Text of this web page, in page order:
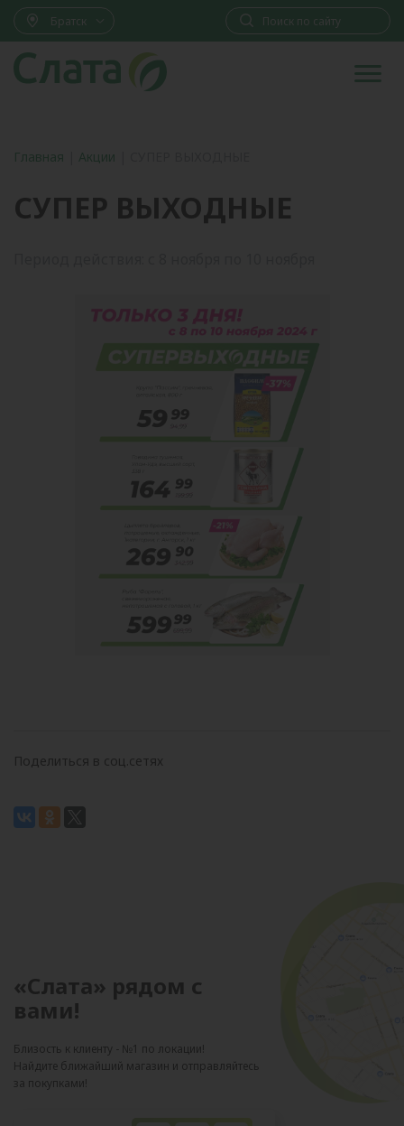
Братск
Главная Акции
СУПЕР ВЫХОДНЫЕ
Поделиться в соц.сетях
«Слата» рядом с
вами!
Близость к клиенту - №1 по локации!
Найдите ближайший магазин и отправляйтесь
за покупками!